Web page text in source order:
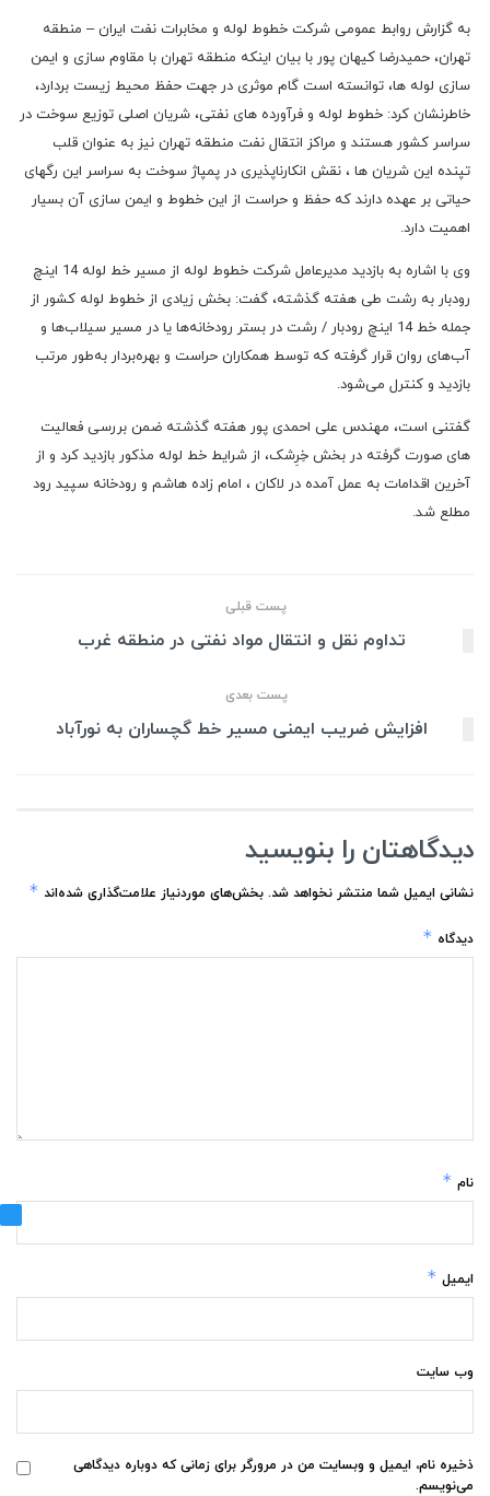
به گزارش روابط عمومی شرکت خطوط لوله و مخابرات نفت ایران – منطقه
تهران، حمیدرضا کیهان پور با بیان اینکه منطقه تهران با مقاوم سازی و ایمن
سازی لوله ها، توانسته است گام موثری در جهت حفظ محیط زیست بردارد،
خاطرنشان کرد: خطوط لوله و فرآورده های نفتی، شریان اصلی توزیع سوخت در
سراسر کشور هستند و مراکز انتقال نفت منطقه تهران نیز به عنوان قلب
تپنده این شریان ها ، نقش انکارناپذیری در پمپاژ سوخت به سراسر این رگهای
حیاتی بر عهده دارند که حفظ و حراست از این خطوط و ایمن سازی آن بسیار
اهمیت دارد.
وی با اشاره به بازدید مدیرعامل شرکت خطوط لوله از مسیر خط لوله 14 اینچ
رودبار به رشت طی هفته گذشته، گفت: بخش زیادی از خطوط لوله کشور از
جمله خط 14 اینچ رودبار / رشت در بستر رودخانه‌ها یا در مسیر سیلاب‌ها و
آب‌های روان قرار گرفته که توسط همکاران حراست و بهره‌بردار به‌طور مرتب
بازدید و کنترل می‌شود.
گفتنی است، مهندس علی احمدی پور هفته گذشته ضمن بررسی فعالیت
های صورت گرفته در بخش خِرِشک، از شرایط خط لوله مذکور بازدید کرد و از
آخرین اقدامات به عمل آمده در لاکان ، امام زاده هاشم و رودخانه سپید رود
مطلع شد.
پست قبلی
تداوم نقل و انتقال مواد نفتی در منطقه غرب
پست بعدی
افزایش ضریب ایمنی مسیر خط گچساران به نورآباد
دیدگاهتان را بنویسید
نشانی ایمیل شما منتشر نخواهد شد. بخش‌های موردنیاز علامت‌گذاری شده‌اند *
دیدگاه *
نام *
ایمیل *
وب‌ سایت
ذخیره نام، ایمیل و وبسایت من در مرورگر برای زمانی که دوباره دیدگاهی
می‌نویسم.